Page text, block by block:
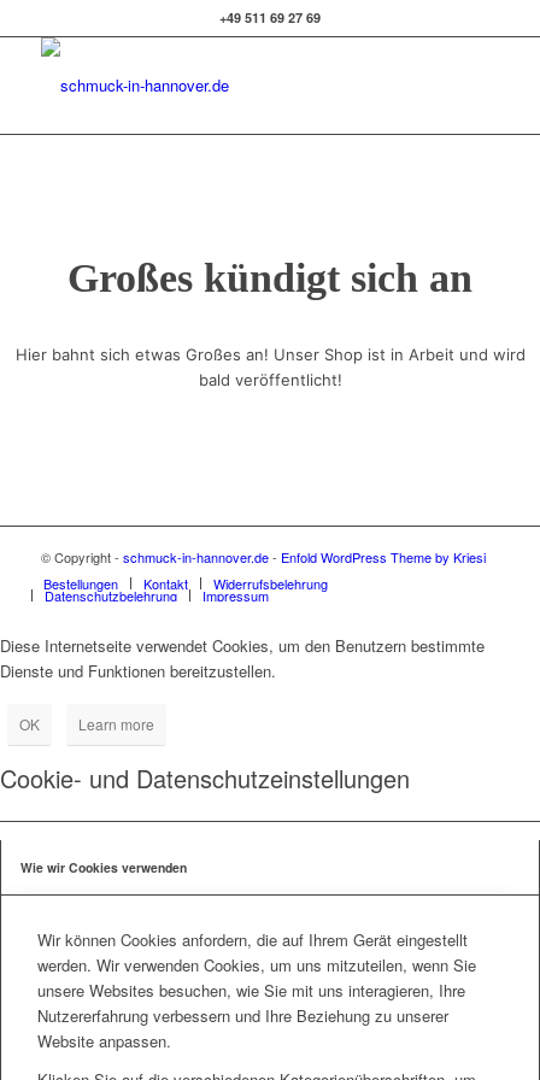
+49 511 69 27 69
Großes kündigt sich an
Hier bahnt sich etwas Großes an! Unser Shop ist in Arbeit und wird
bald veröffentlicht!
© Copyright - schmuck-in-hannover.de- Enfold WordPress Theme by Kriesi
Bestellungen
Kontakt Widerrufsbelehrung
Datenschutzbelehrung Impressum
Diese Internetseite verwendet Cookies, um den Benutzern bestimmte
Dienste und Funktionen bereitzustellen.
OK Learn more
Cookie- und Datenschutzeinstellungen
Wie wir Cookies verwenden
Wir können Cookies anfordern, die auf Ihrem Gerät eingestellt
werden. Wir verwenden Cookies, um uns mitzuteilen, wenn Sie
unsere Websites besuchen, wie Sie mit uns interagieren, Ihre
Nutzererfahrung verbessern und Ihre Beziehung zu unserer
Website anpassen.